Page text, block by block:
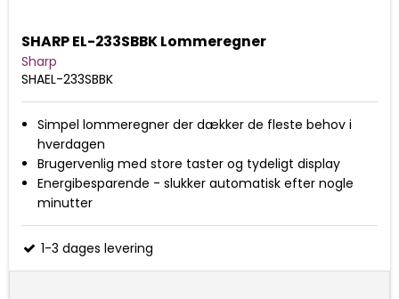
SHARP EL-233SBBK Lommeregner
Sharp
SHAEL-233SBBK
Simpel lommeregner der dækker de fleste behov i
hverdagen
Brugervenlig med store taster og tydeligt display
Energibesparende - slukker automatisk efter nogle
minutter
1-3 dages levering